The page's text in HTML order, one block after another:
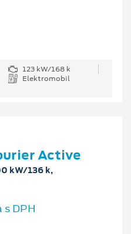
123 kW/168 k
Elektromobil
Active
kW/136 k,
DPH